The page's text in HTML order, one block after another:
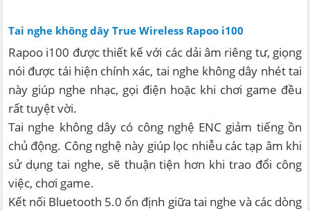
Tai nghe không dây True Wireless Rapoo i100
Rapoo i100 được thiết kế với các dải âm riêng tư, giọng
nói được tái hiện chính xác, tai nghe không dây nhét tai
này giúp nghe nhạc, gọi điện hoặc khi chơi game đều
rất tuyệt vời.
Tai nghe không dây có công nghệ ENC giảm tiếng ồn
chủ động. Công nghệ này giúp lọc nhiễu các tạp âm khi
sử dụng tai nghe, sẽ thuận tiện hơn khi trao đổi công
việc, chơi game.
Kết nối Bluetooth 5.0 ổn định giữa tai nghe và các dòng